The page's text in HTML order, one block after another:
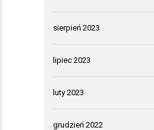
sierpień 2023
lipiec 2023
luty 2023
grudzień 2022